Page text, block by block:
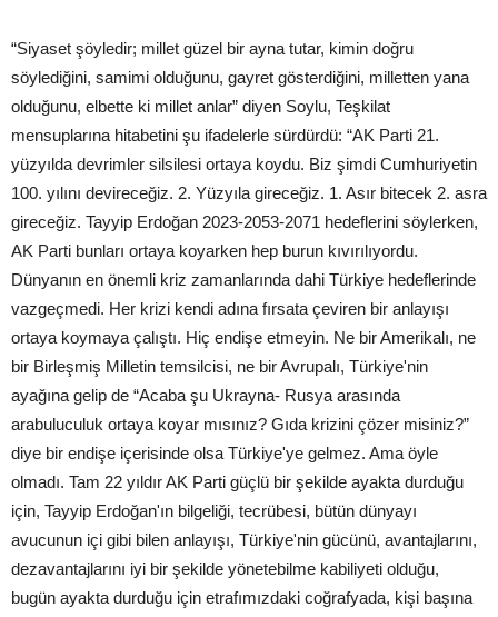
“Siyaset şöyledir; millet güzel bir ayna tutar, kimin doğru
söylediğini, samimi olduğunu, gayret gösterdiğini, milletten yana
olduğunu, elbette ki millet anlar” diyen Soylu, Teşkilat
mensuplarına hitabetini şu ifadelerle sürdürdü: “AK Parti 21.
yüzyılda devrimler silsilesi ortaya koydu. Biz şimdi Cumhuriyetin
100. yılını devireceğiz. 2. Yüzyıla gireceğiz. 1. Asır bitecek 2. asra
gireceğiz. Tayyip Erdoğan 2023-2053-2071 hedeflerini söylerken,
AK Parti bunları ortaya koyarken hep burun kıvırılıyordu.
Dünyanın en önemli kriz zamanlarında dahi Türkiye hedeflerinde
vazgeçmedi. Her krizi kendi adına fırsata çeviren bir anlayışı
ortaya koymaya çalıştı. Hiç endişe etmeyin. Ne bir Amerikalı, ne
bir Birleşmiş Milletin temsilcisi, ne bir Avrupalı, Türkiye'nin
ayağına gelip de “Acaba şu Ukrayna- Rusya arasında
arabuluculuk ortaya koyar mısınız? Gıda krizini çözer misiniz?”
diye bir endişe içerisinde olsa Türkiye'ye gelmez. Ama öyle
olmadı. Tam 22 yıldır AK Parti güçlü bir şekilde ayakta durduğu
için, Tayyip Erdoğan'ın bilgeliği, tecrübesi, bütün dünyayı
avucunun içi gibi bilen anlayışı, Türkiye'nin gücünü, avantajlarını,
dezavantajlarını iyi bir şekilde yönetebilme kabiliyeti olduğu,
bugün ayakta durduğu için etrafımızdaki coğrafyada, kişi başına